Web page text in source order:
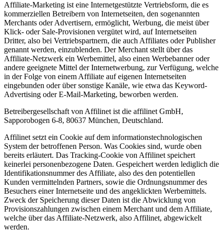
Affiliate-Marketing ist eine Internetgestützte Vertriebsform, die es
kommerziellen Betreibern von Internetseiten, den sogenannten
Merchants oder Advertisern, ermöglicht, Werbung, die meist über
Klick- oder Sale-Provisionen vergütet wird, auf Internetseiten
Dritter, also bei Vertriebspartnern, die auch Affiliates oder Publisher
genannt werden, einzublenden. Der Merchant stellt über das
Affiliate-Netzwerk ein Werbemittel, also einen Werbebanner oder
andere geeignete Mittel der Internetwerbung, zur Verfügung, welche
in der Folge von einem Affiliate auf eigenen Internetseiten
eingebunden oder über sonstige Kanäle, wie etwa das Keyword-
Advertising oder E-Mail-Marketing, beworben werden.
Betreibergesellschaft von Affilinet ist die affilinet GmbH,
Sapporobogen 6-8, 80637 München, Deutschland.
Affilinet setzt ein Cookie auf dem informationstechnologischen
System der betroffenen Person. Was Cookies sind, wurde oben
bereits erläutert. Das Tracking-Cookie von Affilinet speichert
keinerlei personenbezogene Daten. Gespeichert werden lediglich die
Identifikationsnummer des Affiliate, also des den potentiellen
Kunden vermittelnden Partners, sowie die Ordnungsnummer des
Besuchers einer Internetseite und des angeklickten Werbemittels.
Zweck der Speicherung dieser Daten ist die Abwicklung von
Provisionszahlungen zwischen einem Merchant und dem Affiliate,
welche über das Affiliate-Netzwerk, also Affilinet, abgewickelt
werden.